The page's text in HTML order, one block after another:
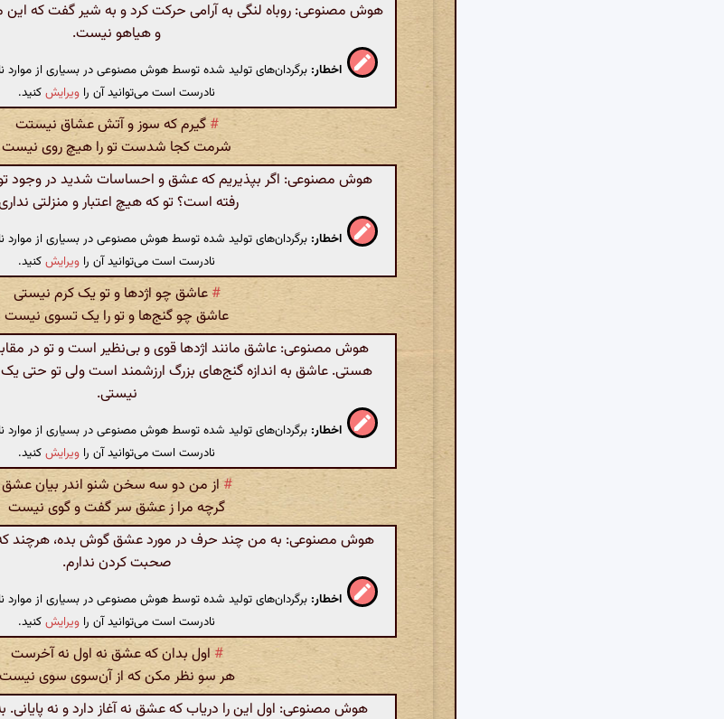
هوش مصنوعی: روباه لنگی به آرامی حرکت کرد و به شیر گفت که
و هیاهو نیست.
اخطار: برگردان‌های تولید شده توسط هوش مصنوعی در بسیاری از موارد
نادرست است می‌توانید آن را ویرایشکنید.
#گیرم که سوز و آتش عشاق نیستت
شرمت کجا شدست تو را هیچ روی نیست
هوش مصنوعی: اگر بپذیریم که عشق و احساسات شدید در وجود
رفته است؟ تو که هیچ اعتبار و منزلتی
اخطار: برگردان‌های تولید شده توسط هوش مصنوعی در بسیاری از موارد
نادرست است می‌توانید آن را ویرایشکنید.
# عاشق چو اژدها و تو یک کرم نیستی
عاشق چو گنج‌ها و تو را یک تسوی نیست
هوش مصنوعی: عاشق مانند اژدها قوی و بی‌نظیر است و تو در
هستی. عاشق به اندازه گنج‌های بزرگ ارزشمند است ولی تو حتی یک
نیستی.
اخطار: برگردان‌های تولید شده توسط هوش مصنوعی در بسیاری از موارد
نادرست است می‌توانید آن را ویرایشکنید.
# از من دو سه سخن شنو اندر بیان عشق
گرچه مرا ز عشق سر گفت و گوی نیست
هوش مصنوعی: به من چند حرف در مورد عشق گوش بده، هرچند
صحبت کردن ندارم.
اخطار: برگردان‌های تولید شده توسط هوش مصنوعی در بسیاری از موارد
نادرست است می‌توانید آن را ویرایشکنید.
# اول بدان که عشق نه اول نه آخرست
هر سو نظر مکن که از آن‌سوی سوی نیست
هوش مصنوعی: اول این را دریاب که عشق نه آغاز دارد و نه پایانی.